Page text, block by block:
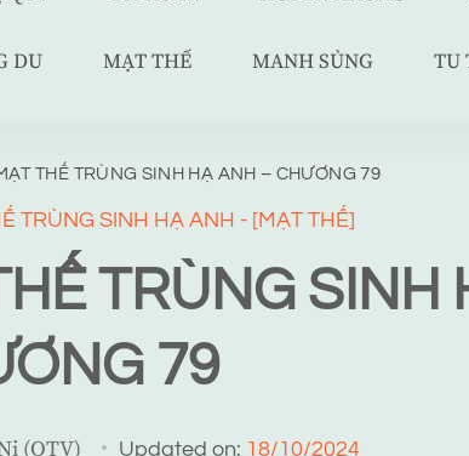
DU MẠT THẾ MANH SỦNG TU
THẾ TRÙNG SINH HẠ ANH – CHƯƠNG 79
TRÙNG SINH HẠ ANH - [MẠT THẾ]
TRÙNG SINH
79
(QTV) Updated on: 18/10/2024